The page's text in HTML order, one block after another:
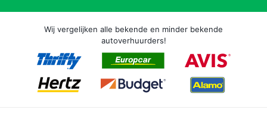
Wij vergelijken alle bekende en minder bekende
autoverhuurders!